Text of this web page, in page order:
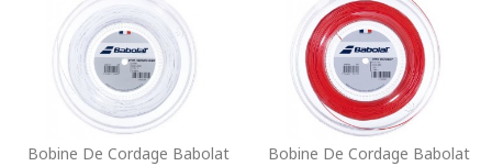
Bobine De Cordage Babolat
Bobine De Cordage Babolat